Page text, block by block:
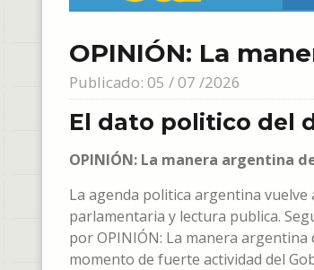
OPINIÓN: La
Publicado: 05 / 07 /2026
El dato politico del
OPINIÓN: La manera argentina
La agenda politica argentina
parlamentaria y lectura publica.
por OPINIÓN: La manera
momento de fuerte actividad del